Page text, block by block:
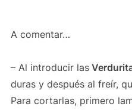
A comentar…
– Al introducir las
duras y después al freír,
Para cortarlas, primero